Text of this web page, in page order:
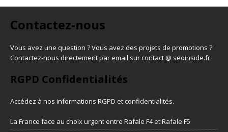
Contactez-nous
Vous avez une question ? Vous avez des projets de promotions ?
Contactez-nous directement par email sur contact @ seoinside.fr
RGPD Confidentialités
Accédez à nos informations RGPD et confidentialités.
La France face au choix urgent entre Rafale F4 et Rafale F5